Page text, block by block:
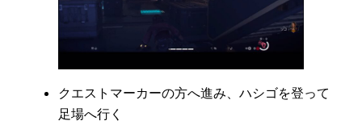
クエストマーカーの方へ進み、ハシゴを登って
足場へ行く